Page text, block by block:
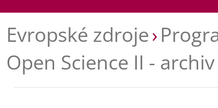
Evropské zdroje
Open Science II -